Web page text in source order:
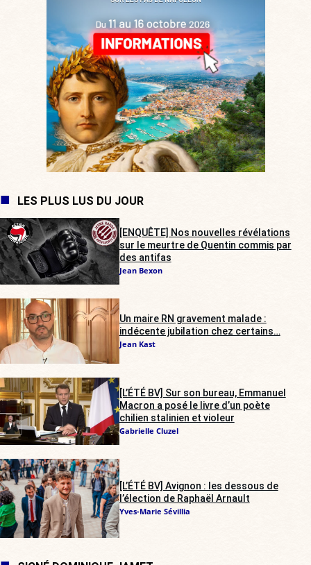
LES PLUS LUS DU JOUR
[ENQUÊTE] Nos nouvelles révélations
sur le meurtre de Quentin commis par
des antifas
Jean Bexon
Un maire RN gravement malade :
indécente jubilation chez certains…
Jean Kast
[L’ÉTÉ BV] Sur son bureau, Emmanuel
Macron a posé le livre d’un poète
chilien stalinien et violeur
Gabrielle Cluzel
[L’ÉTÉ BV] Avignon : les dessous de
l’élection de Raphaël Arnault
Yves-Marie Sévillia